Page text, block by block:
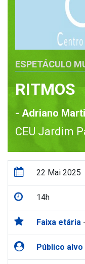
ESPETÁCULO
RITMOS
- Adriano
CEU Jardim
22 Mai 2025
14h
Faixa etária
Público alvo